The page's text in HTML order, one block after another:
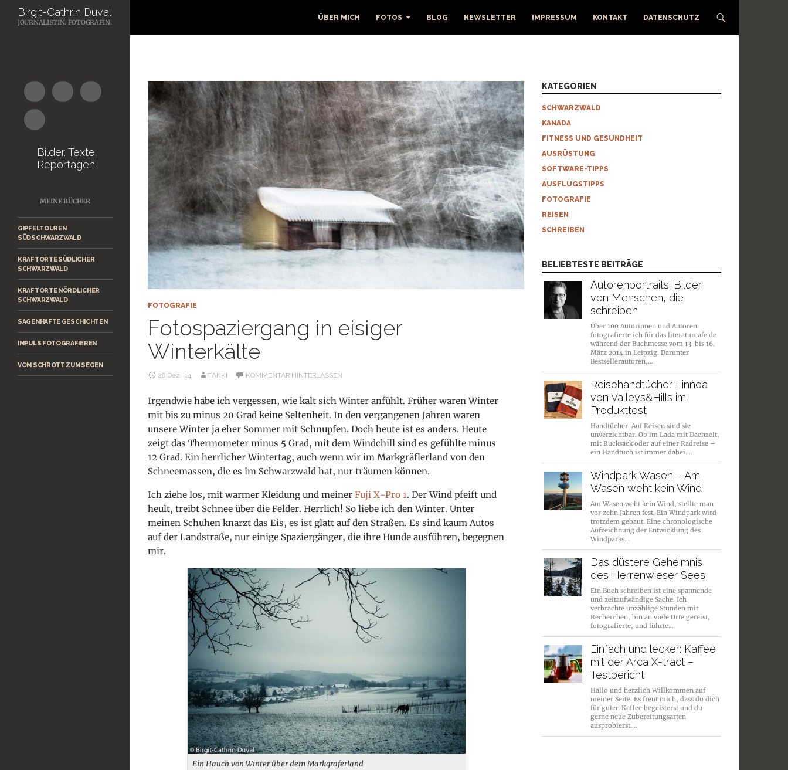
Suchen
ÜBER MICH FOTOS BLOG NEWSLETTER IMPRESSUM KONTAKT DATENSCHUTZ
FOTOGRAFIE
Fotospaziergang in eisiger
Winterkälte
28 Dez. ’14 TAKKI KOMMENTAR HINTERLASSEN
Irgendwie habe ich vergessen, wie kalt sich Winter anfühlt. Früher waren Winter
mit bis zu minus 20 Grad keine Seltenheit. In den vergangenen Jahren waren
unsere Winter ja eher Sommer mit Schnupfen. Doch heute ist es anders. Heute
zeigt das Thermometer minus 5 Grad, mit dem Windchill sind es gefühlte minus
12 Grad. Ein herrlicher Wintertag, auch wenn wir im Markgräflerland von den
Schneemassen, die es im Schwarzwald hat, nur träumen können.
Ich ziehe los, mit warmer Kleidung und meiner Fuji X-Pro 1. Der Wind pfeift und
heult, treibt Schnee über die Felder. Herrlich! So liebe ich den Winter. Unter
meinen Schuhen knarzt das Eis, es ist glatt auf den Straßen. Es sind kaum Autos
auf der Landstraße, nur einige Spaziergänger, die ihre Hunde ausführen, begegnen
mir.
Ein Hauch von Winter über dem Markgräferland
KATEGORIEN
SCHWARZWALD
KANADA
FITNESS UND GESUNDHEIT
AUSRÜSTUNG
SOFTWARE-TIPPS
AUSFLUGSTIPPS
FOTOGRAFIE
REISEN
SCHREIBEN
BELIEBTESTE BEITRÄGE
Autorenportraits: Bilder
von Menschen, die
schreiben
Über 100 Autorinnen und Autoren
fotografierte ich für das literaturcafe.de
während der Buchmesse vom 13. bis 16.
März 2014 in Leipzig. Darunter
Bestsellerautoren,…
Reisehandtücher Linnea
von Valleys&Hills im
Produkttest
Handtücher. Auf Reisen sind sie
unverzichtbar. Ob im Lada mit Dachzelt,
mit Rucksack oder auf einer Radreise –
ein Handtuch ist immer dabei.…
Windpark Wasen – Am
Wasen weht kein Wind
Am Wasen weht kein Wind, stellte man
vor zehn Jahren fest. Ein Windpark wird
trotzdem gebaut. Eine chronologische
Aufzeichnung der Entwicklung des
Windparks…
Das düstere Geheimnis
des Herrenwieser Sees
Ein Buch schreiben ist eine spannende
und zeitaufwändige Sache. Ich
verbrachte unzählige Stunden mit
Recherchen, bin an viele Orte gereist,
fotografierte, und führte…
Einfach und lecker: Kaffee
mit der Arca X-tract –
Testbericht
Hallo und herzlich Willkommen auf
meiner Seite. Es freut mich, dass du dich
für guten Kaffee begeisterst und du
gerne neue Zubereitungsarten
ausprobierst.…
Birgit-Cathrin Duval
JOURNALISTIN. FOTOGRAFIN.
Bilder. Texte.
Reportagen.
MEINE BÜCHER
GIPFELTOUREN
SÜDSCHWARZWALD
KRAFTORTE SÜDLICHER
SCHWARZWALD
KRAFTORTE NÖRDLICHER
SCHWARZWALD
SAGENHAFTE GESCHICHTEN
IMPULS FOTOGRAFIEREN
VOM SCHROTT ZUM SEGEN